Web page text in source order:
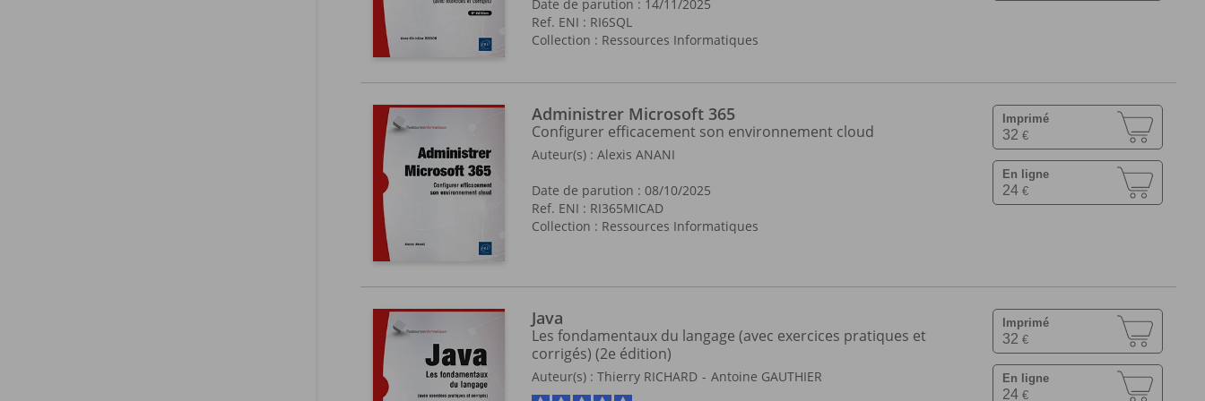
Date de parution : 14/11/2025
Ref. ENI : RI6SQL
Collection : Ressources Informatiques
Administrer Microsoft 365
Configurer efficacement son environnement cloud
Auteur(s) : Alexis ANANI
Date de parution : 08/10/2025
Ref. ENI : RI365MICAD
Collection : Ressources Informatiques
Imprimé
32 €
En ligne
24 €
Java
Les fondamentaux du langage (avec exercices pratiques et
corrigés) (2e édition)
Auteur(s) : Thierry RICHARD Antoine GAUTHIER
Imprimé
32 €
En ligne
24 €